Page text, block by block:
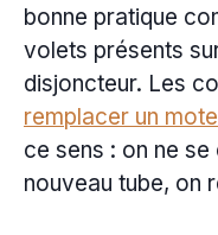
bonne pratique
volets présents
disjoncteur. Les
remplacer un
ce sens : on ne
nouveau tube, on